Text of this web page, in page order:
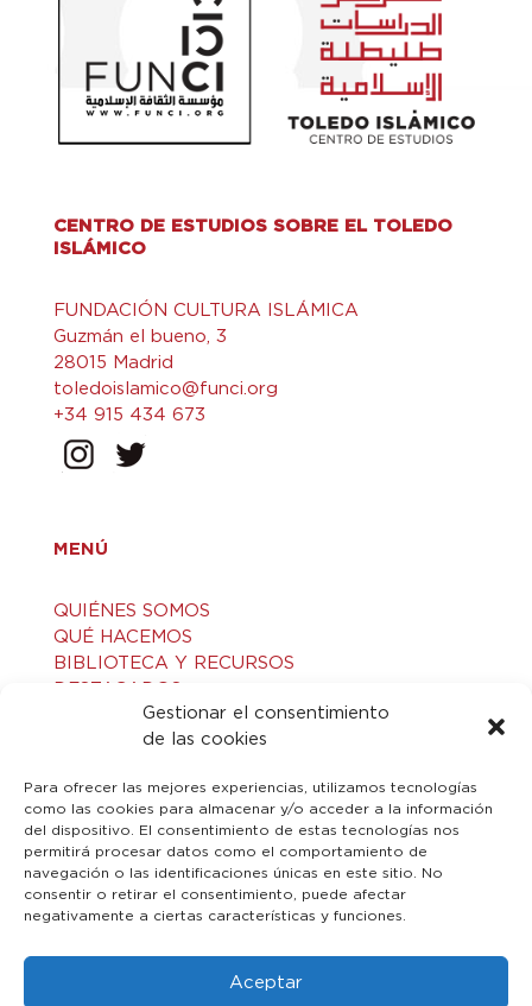
Gestionar el consentimiento
de las cookies
Para ofrecer las mejores experiencias, utilizamos tecnologías
como las cookies para almacenar y/o acceder a la información
del dispositivo. El consentimiento de estas tecnologías nos
permitirá procesar datos como el comportamiento de
navegación o las identificaciones únicas en este sitio. No
consentir o retirar el consentimiento, puede afectar
negativamente a ciertas características y funciones.
Aceptar
CENTRO DE ESTUDIOS SOBRE EL TOLEDO
ISLÁMICO
FUNDACIÓN CULTURA ISLÁMICA
Guzmán el bueno, 3
28015 Madrid
toledoislamico@funci.org
+34 915 434 673
MENÚ
QUIÉNES SOMOS
QUÉ HACEMOS
BIBLIOTECA Y RECURSOS
DESTACADOS
ACTIVIDADES
VISITAS GUIADAS
LEGAL
AVISO LEGAL
POLÍTICA DE COOKIES